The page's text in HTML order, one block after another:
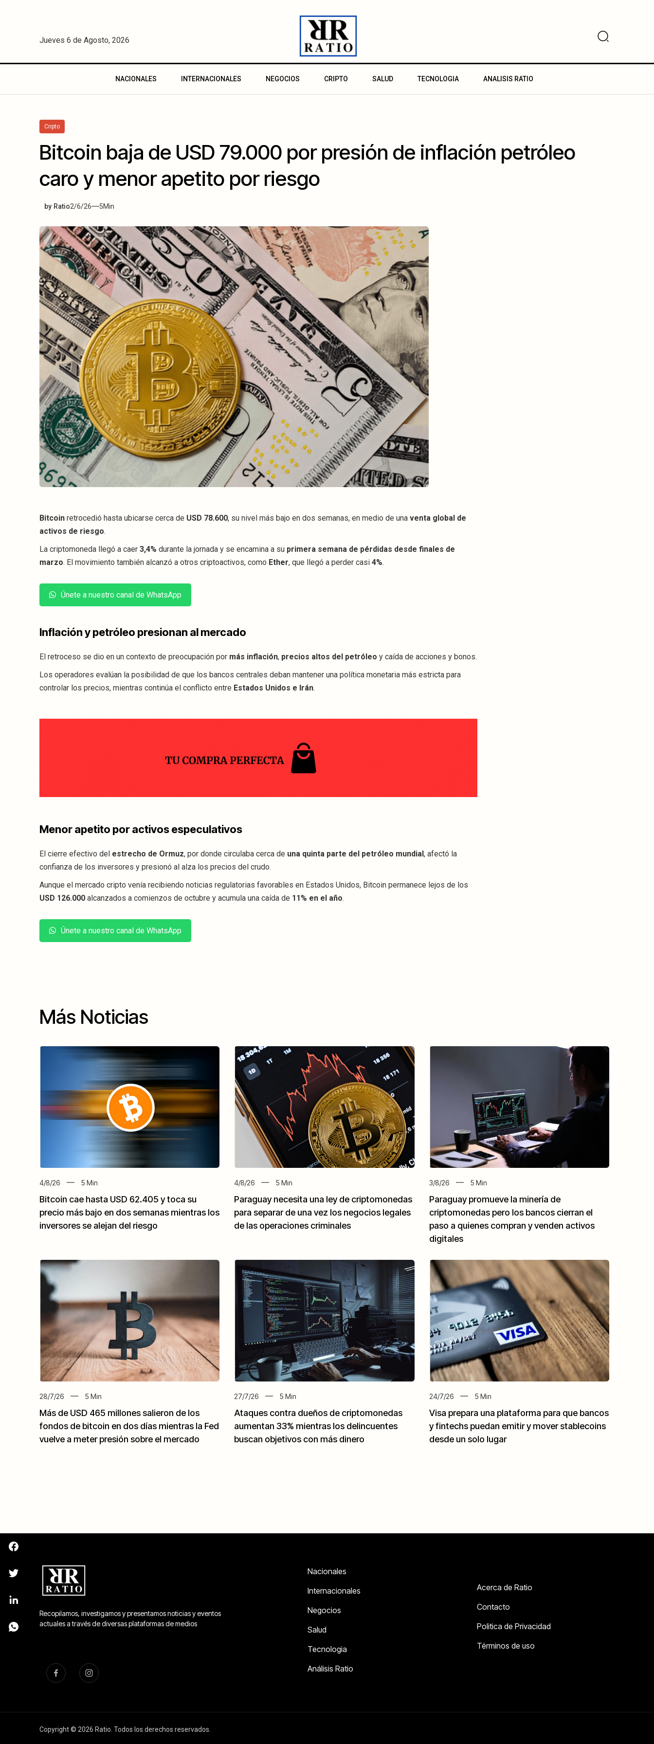
Jueves 6 de Agosto, 2026
NACIONALES INTERNACIONALES NEGOCIOS CRIPTO SALUD TECNOLOGIA ANALISIS RATIO
Cripto
Bitcoin baja de USD 79.000 por presión de inflación petróleo
caro y menor apetito por riesgo
by Ratio2/6/26 5Min
Bitcoin retrocedió hasta ubicarse cerca de USD 78.600, su nivel más bajo en dos semanas, en medio de una venta global de
activos de riesgo.
La criptomoneda llegó a caer 3,4% durante la jornada y se encamina a su primera semana de pérdidas desde finales de
marzo. El movimiento también alcanzó a otros criptoactivos, como Ether, que llegó a perder casi 4%.
Únete a nuestro canal de WhatsApp
Inflación y petróleo presionan al mercado
El retroceso se dio en un contexto de preocupación por más inflación, precios altos del petróleo y caída de acciones y bonos.
Los operadores evalúan la posibilidad de que los bancos centrales deban mantener una política monetaria más estricta para
controlar los precios, mientras continúa el conflicto entre Estados Unidos e Irán.
Menor apetito por activos especulativos
El cierre efectivo del estrecho de Ormuz, por donde circulaba cerca de una quinta parte del petróleo mundial, afectó la
confianza de los inversores y presionó al alza los precios del crudo.
Aunque el mercado cripto venía recibiendo noticias regulatorias favorables en Estados Unidos, Bitcoin permanece lejos de los
USD 126.000 alcanzados a comienzos de octubre y acumula una caída de 11% en el año.
Únete a nuestro canal de WhatsApp
Más Noticias
4/8/26 5 Min
Bitcoin cae hasta USD 62.405 y toca su
precio más bajo en dos semanas mientras los
inversores se alejan del riesgo
4/8/26 5 Min
Paraguay necesita una ley de criptomonedas
para separar de una vez los negocios legales
de las operaciones criminales
3/8/26 5 Min
Paraguay promueve la minería de
criptomonedas pero los bancos cierran el
paso a quienes compran y venden activos
digitales
28/7/26 5 Min
Más de USD 465 millones salieron de los
fondos de bitcoin en dos días mientras la Fed
vuelve a meter presión sobre el mercado
27/7/26 5 Min
Ataques contra dueños de criptomonedas
aumentan 33% mientras los delincuentes
buscan objetivos con más dinero
24/7/26 5 Min
Visa prepara una plataforma para que bancos
y fintechs puedan emitir y mover stablecoins
desde un solo lugar
Recopilamos, investigamos y presentamos noticias y eventos
actuales a través de diversas plataformas de medios
Nacionales
Internacionales
Negocios
Salud
Tecnologia
Análisis Ratio
Acerca de Ratio
Contacto
Politica de Privacidad
Términos de uso
Copyright © 2026 Ratio. Todos los derechos reservados.